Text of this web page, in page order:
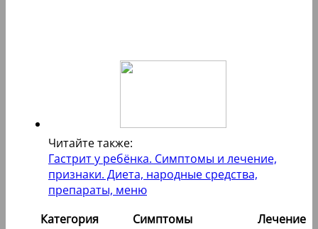
Читайте также:
Гастрит у ребёнка. Симптомы и лечение,
признаки. Диета, народные средства,
препараты, меню
Категория
Симптомы Лечение